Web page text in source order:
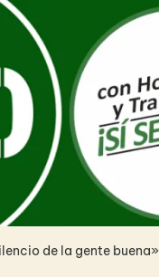
de la gente buena»